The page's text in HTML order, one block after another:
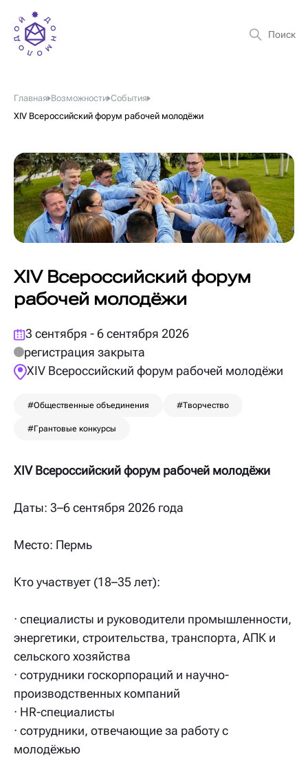
Главная Возможности События
XIV Всероссийский форум рабочей молодёжи
XIV Всероссийский форум
рабочей молодёжи
3 сентября - 6 сентября 2026
регистрация закрыта
XIV Всероссийский форум рабочей молодёжи
#Общественные объединения #Творчество
#Грантовые конкурсы
XIV Всероссийский форум рабочей молодёжи
Даты: 3–6 сентября 2026 года
Место: Пермь
Кто участвует (18–35 лет):
· специалисты и руководители промышленности,
энергетики, строительства, транспорта, АПК и
сельского хозяйства
· сотрудники госкорпораций и научно-
производственных компаний
· HR-специалисты
· сотрудники, отвечающие за работу с
молодёжью